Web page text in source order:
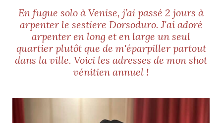
LIRE
joie de vivre
Lucia
Les cuirs de
Toscane
bordEn fugue solo à Venise, j’ai passé 2 jours à
arpenter le sestiere Dorsoduro. J'ai adoré
arpenter en long et en large un seul
quartier plutôt que de m'éparpiller partout
dans la ville. Voici les adresses de mon shot
vénitien annuel !